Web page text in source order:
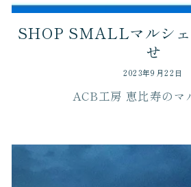
SHOP SMALLマルシ
せ
2023年9月22日
ACB工房 恵比寿のマ